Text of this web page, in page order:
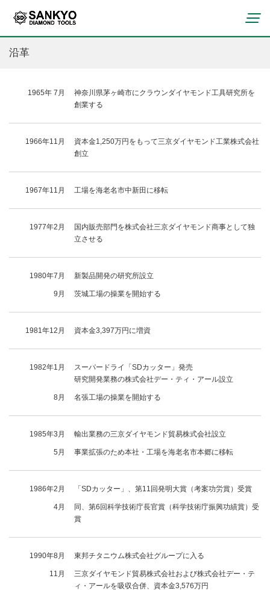
曲線切断用（ポータブル）
タイル切断用（ポータブル）
鋳鉄管切断用（ポータブル）
コンクリート切断用（中口径）
石材切断用（中口径）
鋳鉄管切断用（中口径）
アスファルト切断用（中口径）
レスキュー災害救助用（中口径）
補修加工
穿孔
集じん工具
レジンボンド製品
ビトリボンド製品
メタルボンド製品
電着・溶着製品
その他ドレッサー・一般砥石
役員一覧
沿革
事業所
事業所
沿革
1965年 7月
神奈川県茅ヶ崎市にクラウンダイヤモンド工具研究所を
創業する
1966年11月
資本金1,250万円をもって三京ダイヤモンド工業株式会社
創立
1967年11月 工場を海老名市中新田に移転
1977年2月
国内販売部門を株式会社三京ダイヤモンド商事として独
立させる
1980年7月 新製品開発の研究所設立
9月 茨城工場の操業を開始する
1981年12月 資本金3,397万円に増資
1982年1月
スーパードライ「SDカッター」発売
研究開発業務の株式会社デー・ティ・アール設立
8月 名張工場の操業を開始する
1985年3月 輸出業務の三京ダイヤモンド貿易株式会社設立
5月 事業拡張のため本社・工場を海老名市本郷に移転
1986年2月 「SDカッター」、第11回発明大賞（考案功労賞）受賞
4月
同、第6回科学技術庁長官賞（科学技術庁振興功績賞）受
賞
1990年8月 東邦チタニウム株式会社グループに入る
11月
三京ダイヤモンド貿易株式会社および株式会社デー・テ
ィ・アールを吸収合併、資本金3,576万円